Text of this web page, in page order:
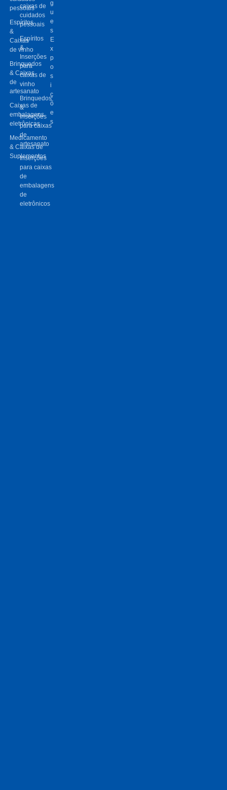
pessoais
Espíritos
&
Caixas
de vinho
Brinquedos
& Caixas
de
artesanato
Caixas de
embalagens
eletrônicas
Medicamento
& Caixas de
Suplementos
caixas de
cuidados
pessoais
Espíritos
&
Inserções
para
caixas de
vinho
Brinquedos
&
Inserções
para caixas
de
artesanato
Inserções
para caixas
de
embalagens
de
eletrônicos
g
u
e
s
E
x
p
o
s
i
ç
õ
e
s